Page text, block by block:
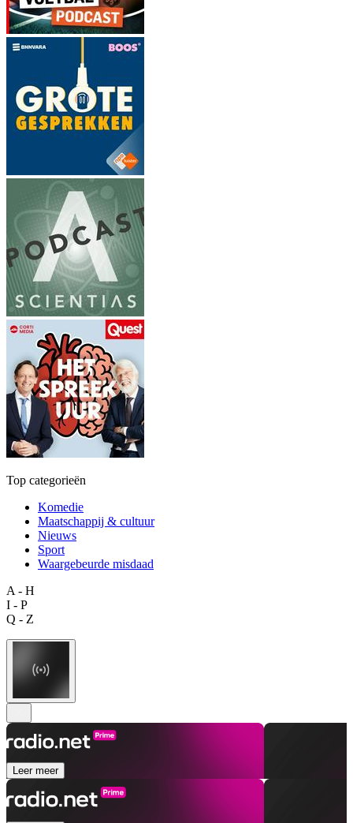
Top categorieën
Komedie
Maatschappij & cultuur
Nieuws
Sport
Waargebeurde misdaad
A - H
I - P
Q - Z
Leer meer